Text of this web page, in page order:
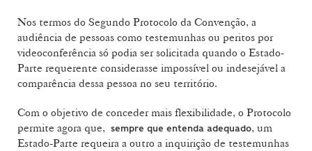
Nos termos do Segundo Protocolo da Convenção, a
audiência de pessoas como testemunhas ou peritos por
videoconferência só podia ser solicitada quando o Estado-
Parte requerente considerasse impossível ou indesejável a
comparência dessa pessoa no seu território.
Com o objetivo de conceder mais flexibilidade, o Protocolo
permite agora que, sempre que entenda adequado, um
Estado-Parte requeira a outro a inquirição de testemunhas